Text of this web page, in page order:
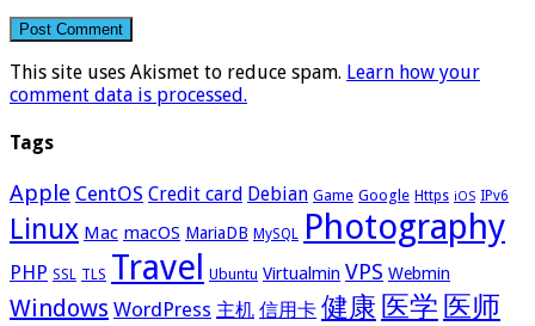
This site uses Akismet to reduce spam. Learn how your
comment data is processed.
Tags
Apple CentOS Credit card Debian Game Google Https iOS IPv6
Linux Mac macOS MariaDB MySQL Photography
PHP SSL TLS Travel Ubuntu Virtualmin VPS Webmin
Windows WordPress 主机 信用卡 健康 医学 医师